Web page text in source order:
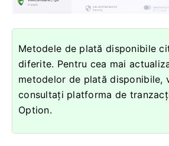
Metodele de plată disponibile
diferite. Pentru cea mai
metodelor de plată disponibile,
consultați platforma de
Option.